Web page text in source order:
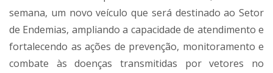
semana, um novo veículo que será destinado ao Setor
de Endemias, ampliando a capacidade de atendimento e
fortalecendo as ações de prevenção, monitoramento e
combate às doenças transmitidas por vetores no